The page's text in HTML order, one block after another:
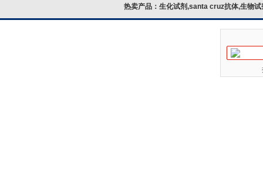
热卖产品： 生化试剂,santa cruz抗体,生物